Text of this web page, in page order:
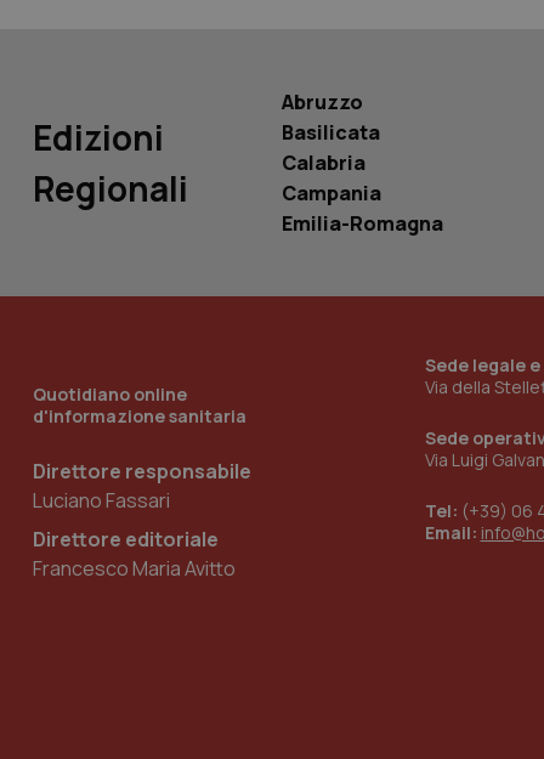
Edizioni
Regionali
Abruzzo
Basilicata
Calabria
Campania
Emilia-Romagna
Quotidiano online
d'informazione sanitaria
Direttore responsabile
Luciano Fassari
Direttore editoriale
Francesco Maria Avitto
Sede legale
Via della
Sede
Via Luigi
Tel: (+39) 06
Email:
tracking-sites-
named-enable